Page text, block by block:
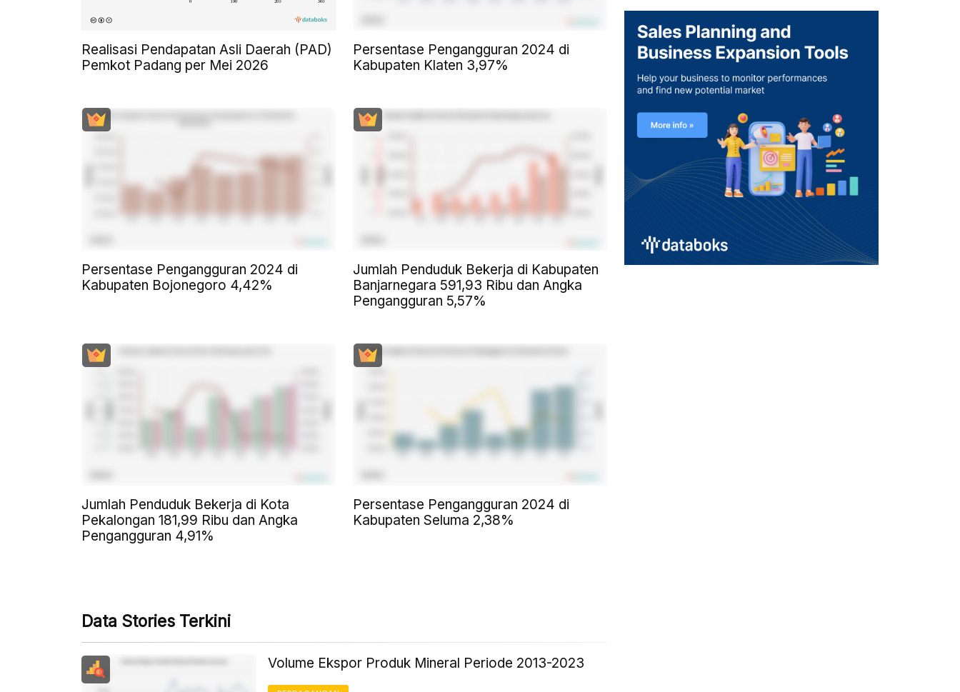
Realisasi Pendapatan Asli Daerah (PAD)
Pemkot Padang per Mei 2026
Persentase Pengangguran 2024 di
Kabupaten Klaten 3,97%
Persentase Pengangguran 2024 di
Kabupaten Bojonegoro 4,42%
Jumlah Penduduk Bekerja di Kabupaten
Banjarnegara 591,93 Ribu dan Angka
Pengangguran 5,57%
Jumlah Penduduk Bekerja di Kota
Pekalongan 181,99 Ribu dan Angka
Pengangguran 4,91%
Persentase Pengangguran 2024 di
Kabupaten Seluma 2,38%
Data Stories Terkini
Volume Ekspor Produk Mineral Periode 2013-2023